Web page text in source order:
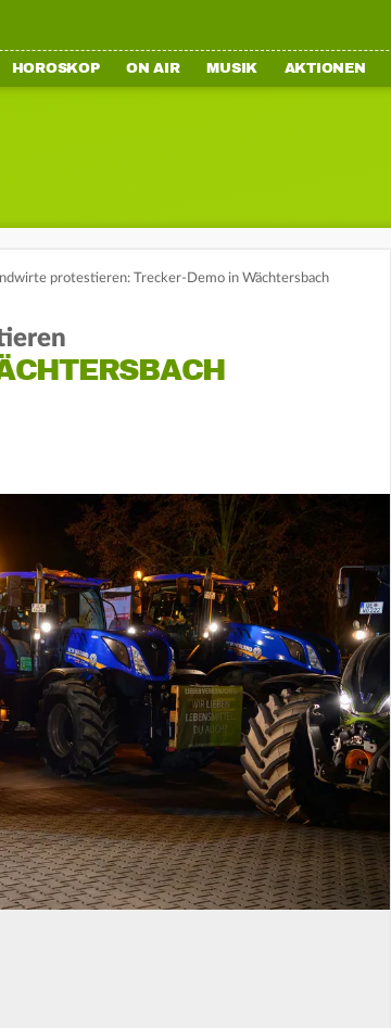
HOROSKOP ON AIR MUSIK AKTIONEN
protestieren: Trecker-Demo in Wächtersbach